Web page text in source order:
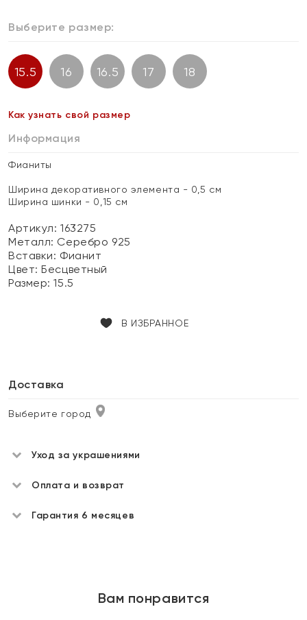
Выберите размер:
15.5 16 16.5 17 18
Как узнать свой размер
Информация
Фианиты
Ширина декоративного элемента - 0,5 см
Ширина шинки - 0,15 см
Артикул: 163275
Металл: Серебро 925
Вставки: Фианит
Цвет:Бесцветный
Размер:15.5
В ИЗБРАННОЕ
Доставка
Выберите город
Уход за украшениями
Оплата и возврат
Гарантия 6 месяцев
Вам понравится